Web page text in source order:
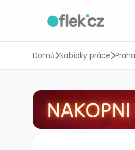
Domů Nabídky práce